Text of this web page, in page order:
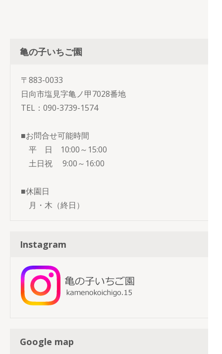
亀の子いちご園
〒883-0033
日向市塩見字亀ノ甲7028番地
TEL：090-3739-1574
■お問合せ可能時間
平 日 10:00～15:00
土日祝 9:00～16:00
■休園日
月・木（終日）
Instagram
Google map